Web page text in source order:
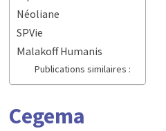
Néoliane
SPVie
Malakoff Humanis
Publications similaires :
Cegema